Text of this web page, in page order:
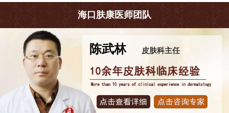
海口肤康医师团队
王珍 皮肤科主任